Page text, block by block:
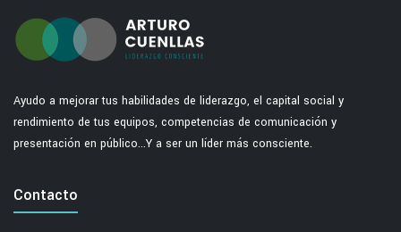
Ayudo a mejorar tus habilidades de liderazgo, el capital social y
rendimiento de tus equipos, competencias de comunicación y
presentación en público...Y a ser un líder más consciente.
Contacto